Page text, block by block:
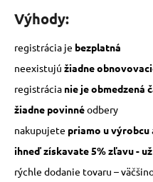
Výhody:
registrácia je bezplatná
neexistujú žiadne
registrácia nie je obmedzená
žiadne povinnéodbery
nakupujete priamo u výrobcu
ihneď získavate 5% zľavu -
rýchle dodanie tovaru –
j
s
ť
HĽADAŤ